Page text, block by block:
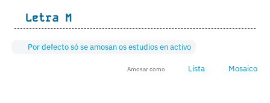
Letra M
Por defecto só se amosan os estudios en activo
Amosar como Lista Mosaico